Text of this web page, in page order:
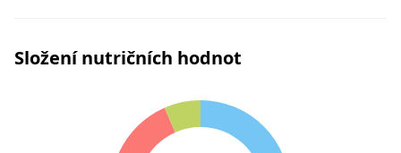
Složení nutričních hodnot